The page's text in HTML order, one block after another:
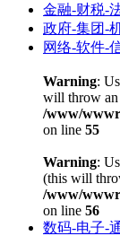
金融-财税-
政府-集团-
网络-软件-
Warning:
will throw an
/www/
on line 55
Warning:
(this will
/www/
on line 56
数码-电子-